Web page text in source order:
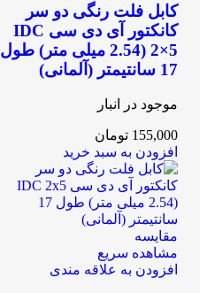
کابل فلت رنگی دو سر
کانکتور آی دی سی IDC
2×5 (2.54 میلی متر) طول
17 سانتیمتر (آلمانی)
موجود در انبار
155,000 تومان
افزودن به سبد خرید
مقایسه
مشاهده سریع
افزودن به علاقه مندی